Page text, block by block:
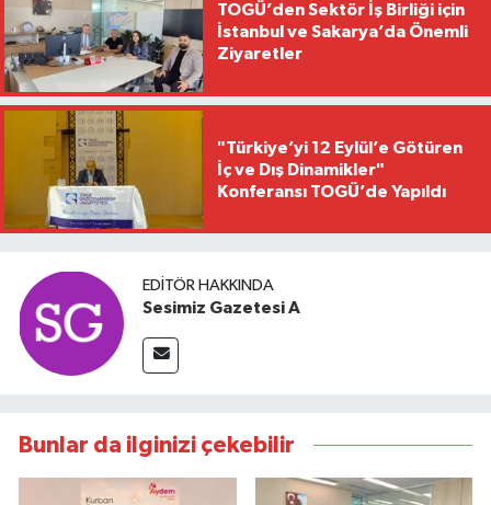
TOGÜ’den Sektör İş Birliği için
İstanbul ve Sakarya’da Önemli
Ziyaretler
"Türkiye’yi 12 Eylül’e Götüren
İç ve Dış Dinamikler"
Konferansı TOGÜ’de Yapıldı
EDITÖR HAKKINDA
Sesimiz Gazetesi A
Bunlar da ilginizi çekebilir